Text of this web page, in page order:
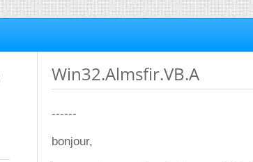
Win32.Almsfir.VB.A
------
bonjour,